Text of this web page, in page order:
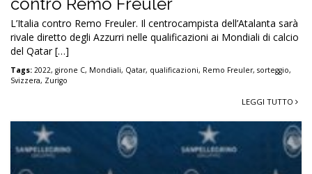
L’Italia contro Remo Freuler. Il centrocampista dell’Atalanta sarà
rivale diretto degli Azzurri nelle qualificazioni ai Mondiali di calcio
del Qatar […]
Tags: 2022, girone C, Mondiali, Qatar, qualificazioni, Remo Freuler, sorteggio,
Svizzera, Zurigo
LEGGI TUTTO